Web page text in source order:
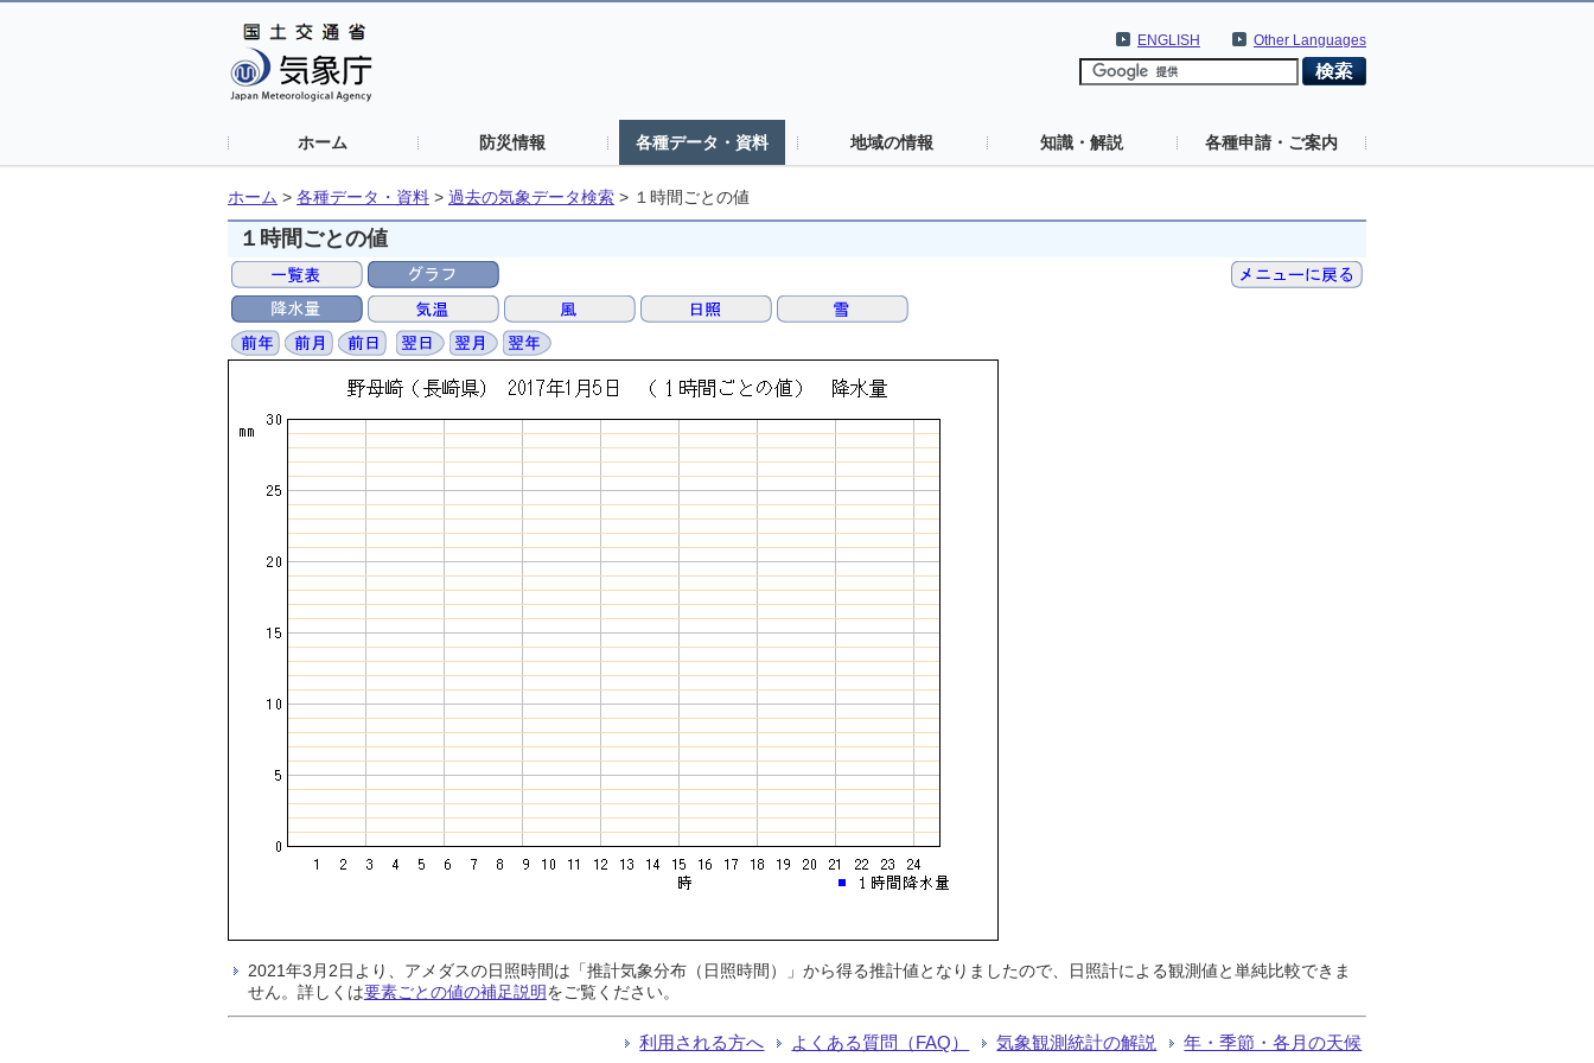
Other Languages
ENGLISH
ホーム 防災情報 各種データ・資料 地域の情報 知識・解説 各種申請・ご案内
ホーム > 各種データ・資料 > 過去の気象データ検索 > １時間ごとの値
１時間ごとの値
2021年3月2日より、アメダスの日照時間は「推計気象分布（日照時間）」から得る推計値となりましたので、日照計による観測値と単純比較できま
せん。詳しくは要素ごとの値の補足説明をご覧ください。
利用される方へ よくある質問（FAQ） 気象観測統計の解説 年・季節・各月の天候